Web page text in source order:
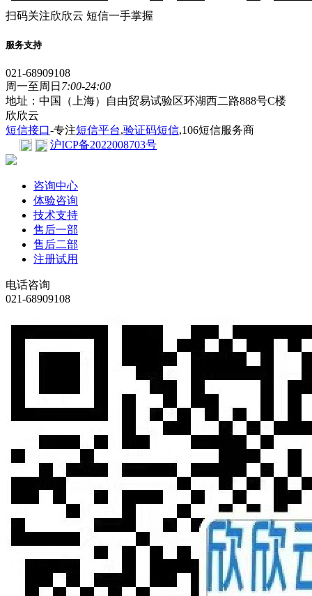
扫码关注欣欣云 短信一手掌握
服务支持
021-68909108
周一至周日 7:00-24:00
地址：中国（上海）自由贸易试验区环湖西二路888号C楼
欣欣云
短信接口-专注短信平台,验证码短信,106短信服务商
沪ICP备2022008703号
咨询中心
体验咨询
技术支持
售后一部
售后二部
注册试用
电话咨询
021-68909108